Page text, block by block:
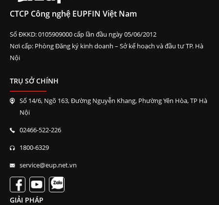
CTCP Công nghệ EUPFIN Việt Nam
Số ĐKKD: 0105909000 cấp lần đầu ngày 05/06/2012
Nơi cấp: Phòng Đăng ký kinh doanh – Sở kế hoạch và đầu tư TP. Hà
Nội
TRỤ SỞ CHÍNH
Số 14/6, Ngõ 163, Đường Nguyễn Khang, Phường Yên Hòa, TP Hà
Nội
02466-522-226
1800-6329
service@eup.net.vn
GIẢI PHÁP